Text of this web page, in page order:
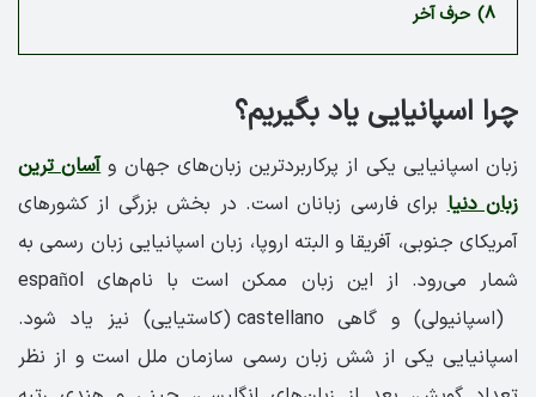
8) حرف آخر
چرا اسپانیایی یاد بگیریم؟
زبان اسپانیایی یکی از پرکاربردترین زبان‌های جهان وآسان ترین
زبان دنیابرای فارسی زبانان است. در بخش بزرگی از کشورهای
آمریکای جنوبی، آفریقا و البته اروپا، زبان اسپانیایی زبان رسمی به
شمار می‌رود. از این زبان ممکن است با نام‌های español
(اسپانیولی) و گاهی castellano (کاستیایی) نیز یاد شود.
اسپانیایی یکی از شش زبان رسمی سازمان ملل است و از نظر